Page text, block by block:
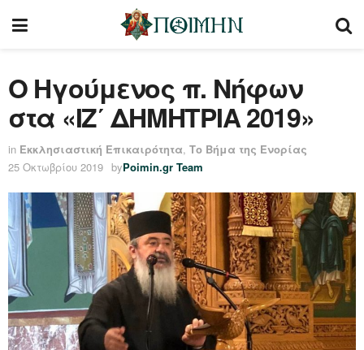
Ο Ηγούμενος π. Νήφων
στα «ΙΖ΄ ΔΗΜΗΤΡΙΑ 2019»
in Εκκλησιαστική Επικαιρότητα, Το Βήμα της Ενορίας
25 Οκτωβρίου 2019 byPoimin.gr Team